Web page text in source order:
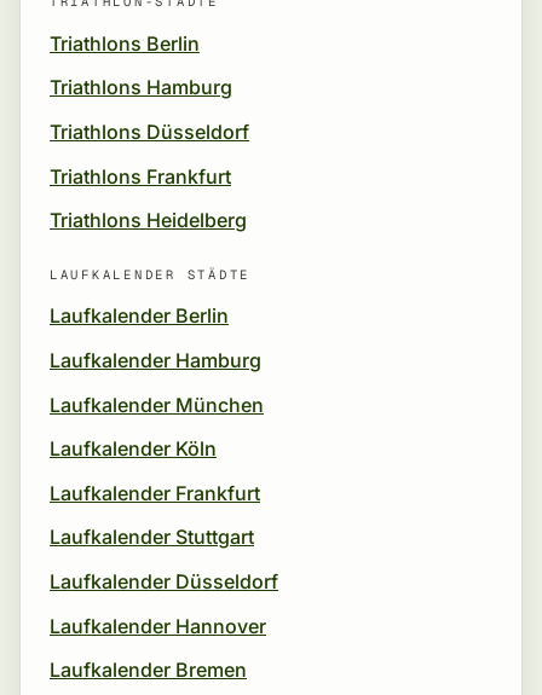
Triathlons Berlin
Triathlons Hamburg
Triathlons Düsseldorf
Triathlons Frankfurt
Triathlons Heidelberg
LAUFKALENDER STÄDTE
Laufkalender Berlin
Laufkalender Hamburg
Laufkalender München
Laufkalender Köln
Laufkalender Frankfurt
Laufkalender Stuttgart
Laufkalender Düsseldorf
Laufkalender Hannover
Laufkalender Bremen